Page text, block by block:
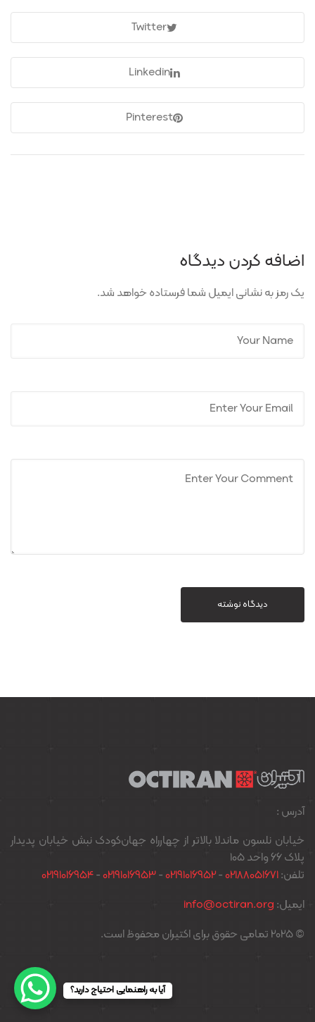
Twitter
Linkedin
Pinterest
اضافه کردن دیدگاه
یک رمز به نشانی ایمیل شما فرستاده خواهد شد.
دیدگاه نوشته
آدرس :
خیابان نلسون ماندلا بالاتر از چهارراه جهان‌کودک نبش خیابان پدیدار
پلاک ۶۶ واحد ۱۰۵
تلفن:02188051671
-
02191016952
-
02191016953
-
02191016954
ایمیل: info@octiran.org
© 2025 تمامی حقوق برای اکتیران محفوظ است.
آیا به راهنمایی احتیاج دارید؟